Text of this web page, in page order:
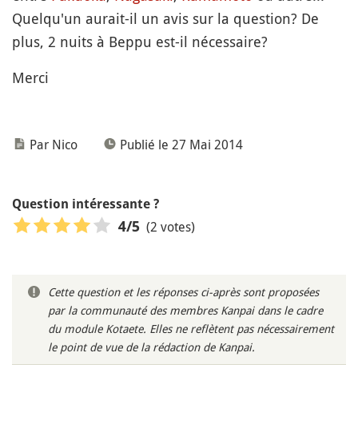
Quelqu'un aurait-il un avis sur la question? De
plus, 2 nuits à Beppu est-il nécessaire?
Merci
Par Nico Publié le 27 Mai 2014
Question intéressante ?
4/5 (2 votes)
Cette question et les réponses ci-après sont proposées
par la communauté des membres Kanpai dans le cadre
du module Kotaete. Elles ne reflètent pas nécessairement
le point de vue de la rédaction de Kanpai.